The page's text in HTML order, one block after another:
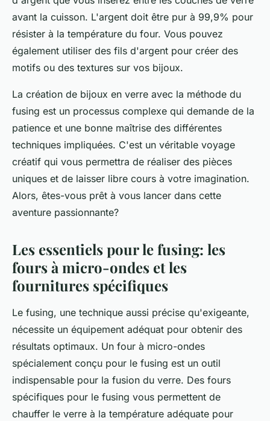
avant la cuisson. L'argent doit être pur à 99,9% pour
résister à la température du four. Vous pouvez
également utiliser des fils d'argent pour créer des
motifs ou des textures sur vos bijoux.
La création de bijoux en verre avec la méthode du
fusing est un processus complexe qui demande de la
patience et une bonne maîtrise des différentes
techniques impliquées. C'est un véritable voyage
créatif qui vous permettra de réaliser des pièces
uniques et de laisser libre cours à votre imagination.
Alors, êtes-vous prêt à vous lancer dans cette
aventure passionnante?
Les essentiels pour le fusing: les
fours à micro-ondes et les
fournitures spécifiques
Le fusing, une technique aussi précise qu'exigeante,
nécessite un équipement adéquat pour obtenir des
résultats optimaux. Un four à micro-ondes
spécialement conçu pour le fusing est un outil
indispensable pour la fusion du verre. Des fours
spécifiques pour le fusing vous permettent de
chauffer le verre à la température adéquate pour